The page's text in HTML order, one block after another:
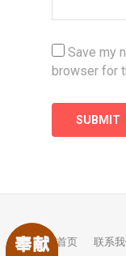
Save my
browser for
首页 联系